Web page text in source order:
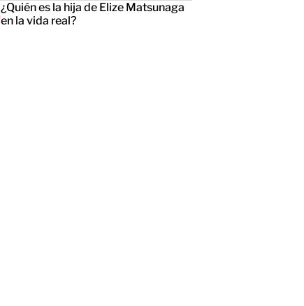
¿Quién es la hija de Elize Matsunaga
en la vida real?